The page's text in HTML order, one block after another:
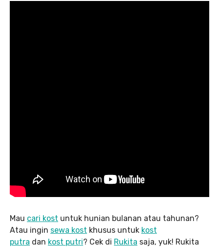
Mau cari kost untuk hunian bulanan atau tahunan?
Atau ingin sewa kost khusus untuk kost
putra dan kost putri? Cek di Rukita saja, yuk! Rukita